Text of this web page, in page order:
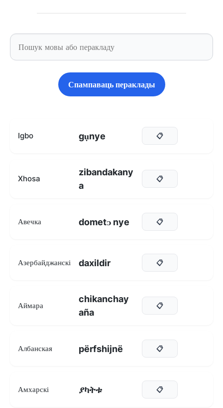
Спампаваць пераклады
Igbo gụnye 📋
Xhosa
zibandakany
a
📋
Авечка dometᴐ nye 📋
Азербайджанскі daxildir 📋
Аймара
chikanchay
aña
📋
Албанская përfshijnë 📋
Амхарскі ያካትቱ 📋